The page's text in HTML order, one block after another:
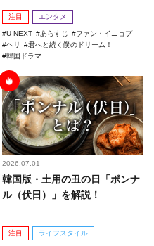
注目 エンタメ
U-NEXT あらすじ
ファン・イニョプ
ヘリ
君へと続く僕のドリーム！
韓国ドラマ
2026.07.01
韓国版・土用の丑の日「ポンナ
ル（伏日）」を解説！
注目 ライフスタイル